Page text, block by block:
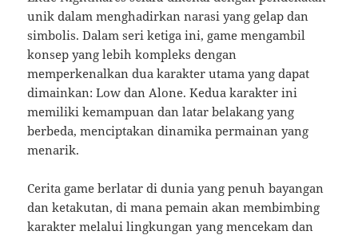
unik dalam menghadirkan narasi yang gelap dan
simbolis. Dalam seri ketiga ini, game mengambil
konsep yang lebih kompleks dengan
memperkenalkan dua karakter utama yang dapat
dimainkan: Low dan Alone. Kedua karakter ini
memiliki kemampuan dan latar belakang yang
berbeda, menciptakan dinamika permainan yang
menarik.
Cerita game berlatar di dunia yang penuh bayangan
dan ketakutan, di mana pemain akan membimbing
karakter melalui lingkungan yang mencekam dan